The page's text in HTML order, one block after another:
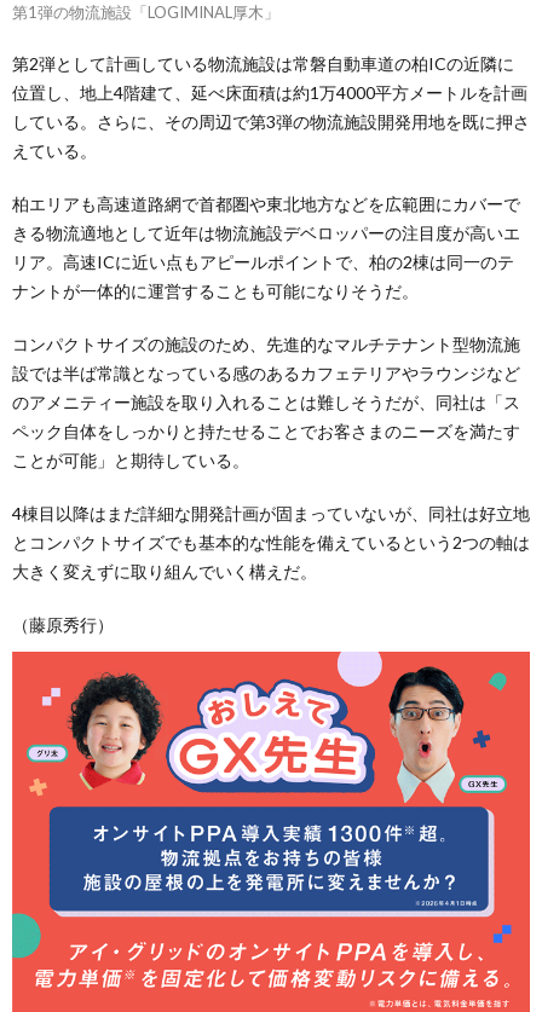
第1弾の物流施設「LOGIMINAL厚木」
第2弾として計画している物流施設は常磐自動車道の柏ICの近隣に
位置し、地上4階建て、延べ床面積は約1万4000平方メートルを計画
している。さらに、その周辺で第3弾の物流施設開発用地を既に押さ
えている。
柏エリアも高速道路網で首都圏や東北地方などを広範囲にカバーで
きる物流適地として近年は物流施設デベロッパーの注目度が高いエ
リア。高速ICに近い点もアピールポイントで、柏の2棟は同一のテ
ナントが一体的に運営することも可能になりそうだ。
コンパクトサイズの施設のため、先進的なマルチテナント型物流施
設では半ば常識となっている感のあるカフェテリアやラウンジなど
のアメニティー施設を取り入れることは難しそうだが、同社は「ス
ペック自体をしっかりと持たせることでお客さまのニーズを満たす
ことが可能」と期待している。
4棟目以降はまだ詳細な開発計画が固まっていないが、同社は好立地
とコンパクトサイズでも基本的な性能を備えているという2つの軸は
大きく変えずに取り組んでいく構えだ。
（藤原秀行）